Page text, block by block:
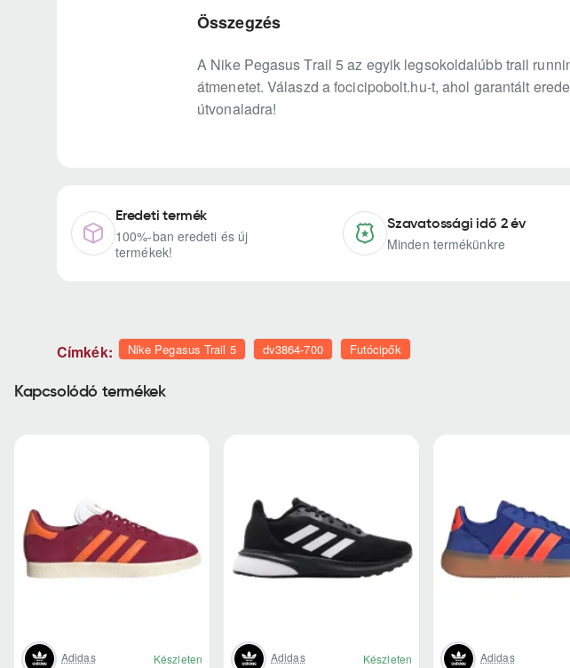
Összegzés
A Nike Pegasus Trail 5 az egyik legsokoldalúbb trail
átmenetet. Válaszd a focicipobolt.hu-t, ahol garantált
útvonaladra!
Eredeti termék
100%-ban eredeti és új
termékek!
Szavatossági idő 2 év
Minden termékünkre
Címkék: Nike Pegasus Trail 5 dv3864-700 Futócipők
Kapcsolódó termékek
Adidas Készleten Adidas Készleten Adidas